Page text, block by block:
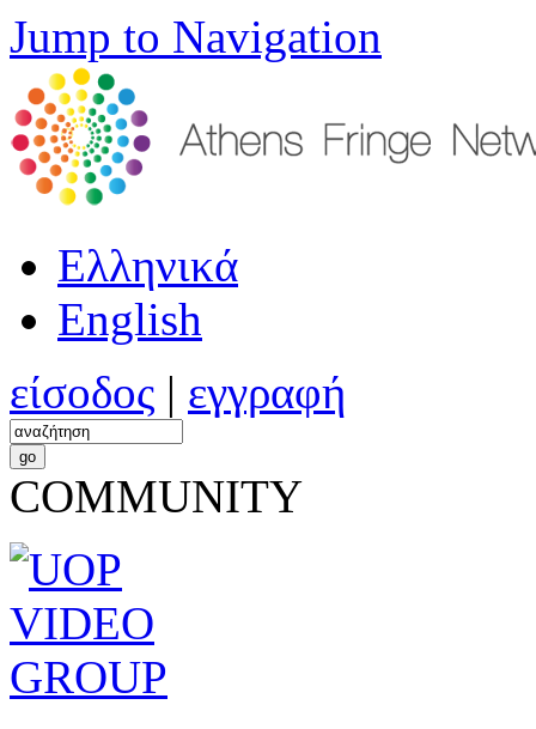
Jump to Navigation
Ελληνικά
English
είσοδος | εγγραφή
COMMUNITY